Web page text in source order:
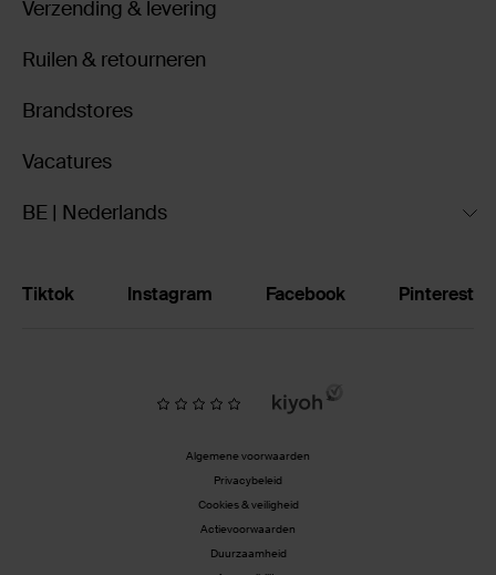
Verzending & levering
Ruilen & retourneren
Brandstores
Vacatures
BE | Nederlands
Tiktok Instagram Facebook Pinterest
Algemene voorwaarden
Privacybeleid
Cookies & veiligheid
Actievoorwaarden
Duurzaamheid